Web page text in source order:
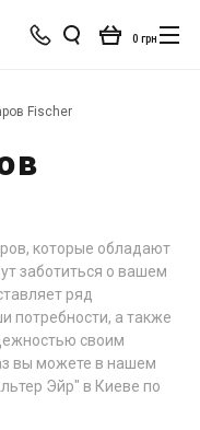
0 грн
Fischer
которые обладают
заботиться о вашем
ряд
потребности, а также
своим
вы можете в нашем
Эйр" в Киеве по